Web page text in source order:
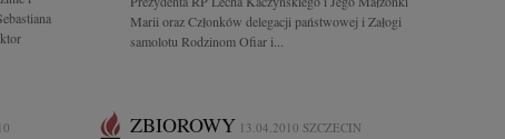
Marii oraz Członków delegacji państwowej i Załogi
samolotu Rodzinom Ofiar i...
ZBIOROWY 13.04.2010 SZCZECIN